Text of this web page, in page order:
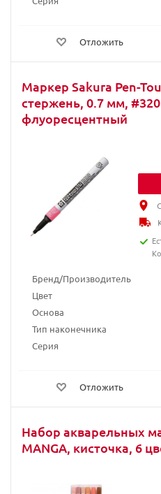
Отложить
Маркер Sakura Pen-
стержень, 0.7 мм,
флуоресцентный
Бренд/Производитель
Цвет
Основа
Тип наконечника
Серия
Отложить
Набор акварельных
MANGA, кисточка, 6